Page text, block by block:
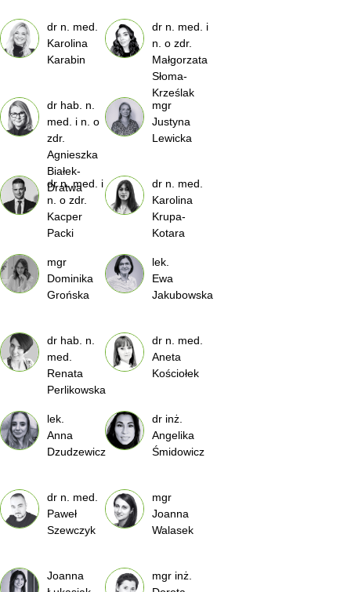
dr n. med.
Karolina
Karabin
dr n. med. i
n. o zdr.
Małgorzata
Słoma-
Krześlak
dr hab. n.
med. i n. o
zdr.
Agnieszka
Białek-
Dratwa
mgr
Justyna
Lewicka
dr n. med. i
n. o zdr.
Kacper
Packi
dr n. med.
Karolina
Krupa-
Kotara
mgr
Dominika
Grońska
lek.
Ewa
Jakubowska
dr hab. n.
med.
Renata
Perlikowska
dr n. med.
Aneta
Kościołek
lek.
Anna
Dzudzewicz
dr inż.
Angelika
Śmidowicz
dr n. med.
Paweł
Szewczyk
mgr
Joanna
Walasek
Joanna
mgr inż.